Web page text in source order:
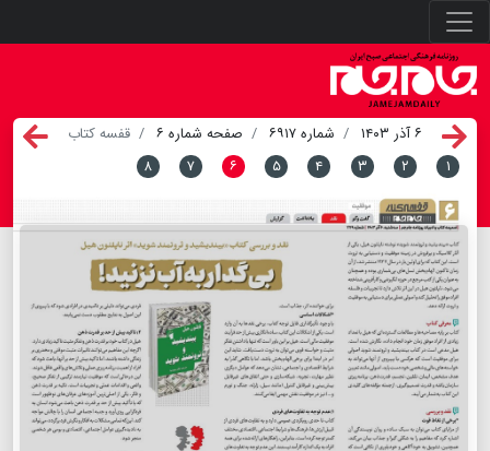
۶ آذر ۱۴۰۳ شماره ۶۹۱۷ صفحه شماره ۶
قفسه کتاب
۱
۲ ۳ ۴ ۵ ۶ ۷ ۸